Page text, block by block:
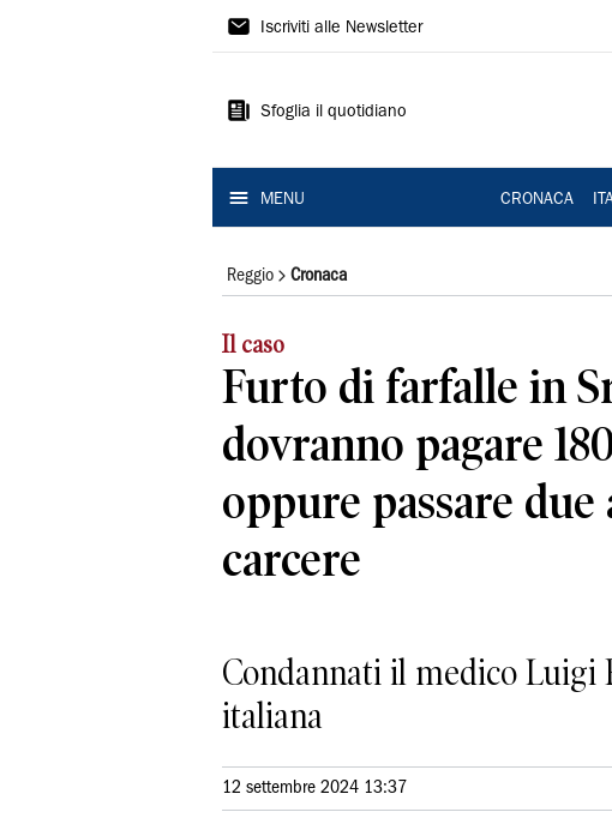
Gazzetta
Reggio
Iscriviti alle Newsletter
Sfoglia il quotidiano
MENU CRONACA
Reggio Cronaca
Il caso
Furto di farfalle in
dovranno pagare
oppure passare
carcere
Condannati il medico Luigi
italiana
12 settembre 2024 13:37